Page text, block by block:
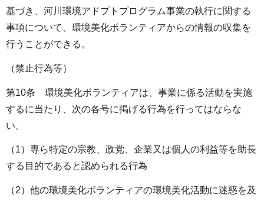
基づき、河川環境アドプトプログラム事業の執行に関する
事項について、環境美化ボランティアからの情報の収集を
行うことができる。
（禁止行為等）
第10条 環境美化ボランティアは、事業に係る活動を実施
するに当たり、次の各号に掲げる行為を行ってはならな
い。
（1）専ら特定の宗教、政党、企業又は個人の利益等を助長
する目的であると認められる行為
（2）他の環境美化ボランティアの環境美化活動に迷惑を及